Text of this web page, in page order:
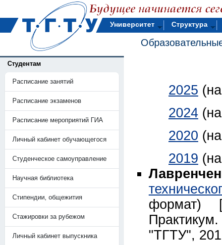
Университет Структура
Студентам
Расписание занятий
Расписание экзаменов
Расписание мероприятий ГИА
Личный кабинет обучающегося
Студенческое самоуправление
Научная библиотека
Стипендии, общежития
Стажировки за рубежом
Личный кабинет выпускника
2025
2024
2020
2019
формат)
"ТГТУ",